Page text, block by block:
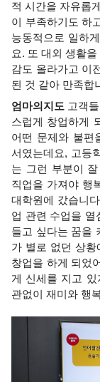
적 시간을 자유롭
이 부족하기도 하
능동적으로 일하
요. 또 대외 생활
감도 올라가고 이
된 것 같아 만족합
엄마의지도 고객
스럽게 창업하게
어떤 문제와 불편
서였는데요, 고등
는 그런 부분이
직업을 가져야 행
대학원에 갔습니
업 관련 수업을 열
들고 싶다는 꿈을
가 별로 없던 상황
창업을 하게 되었
게 신세를 지고
관없이 재미와 행